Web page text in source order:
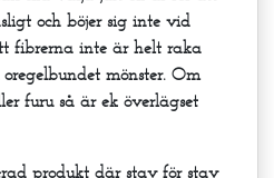
och böjer sig inte vid
fibrerna inte är helt raka
mönster. Om
furu så är ek överlägset
produkt där stav för stav